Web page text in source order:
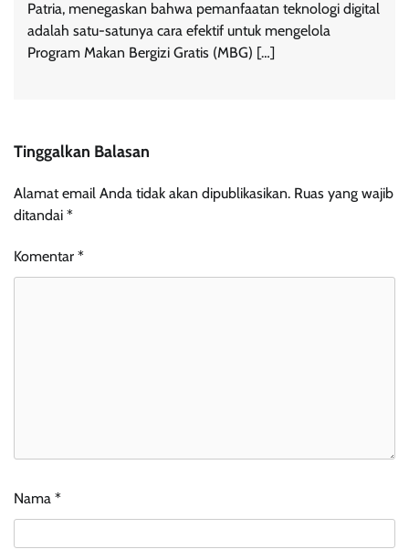
Patria, menegaskan bahwa pemanfaatan teknologi digital
adalah satu-satunya cara efektif untuk mengelola
Program Makan Bergizi Gratis (MBG) […]
Tinggalkan Balasan
Alamat email Anda tidak akan dipublikasikan. Ruas yang wajib
ditandai *
Komentar *
Nama *